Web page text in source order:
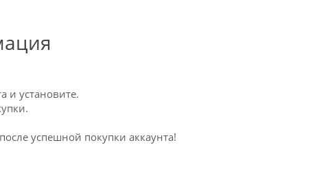
и установите.
успешной покупки аккаунта!